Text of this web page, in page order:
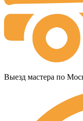
Выезд мастера по